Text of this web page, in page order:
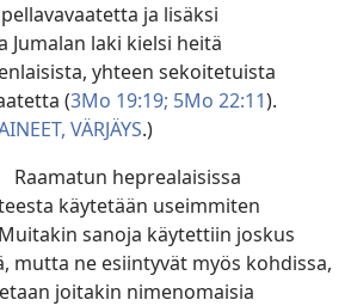
ja lisäksi
Jumalan laki kielsi heitä
yhteen sekoitetuista
(3Mo 19:19; 5Mo 22:11).
VÄRJÄYS.)
Raamatun heprealaisissa
käytetään useimmiten
Muitakin sanoja käytettiin joskus
mutta ne esiintyvät myös kohdissa,
joitakin nimenomaisia